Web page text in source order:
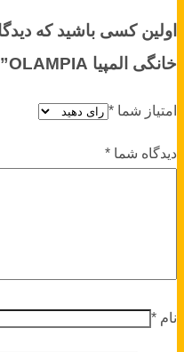
اولین کسی باشید که
خانگی المپیا OLAMPIA”
امتیاز شما *
دیدگاه شما *
نام *